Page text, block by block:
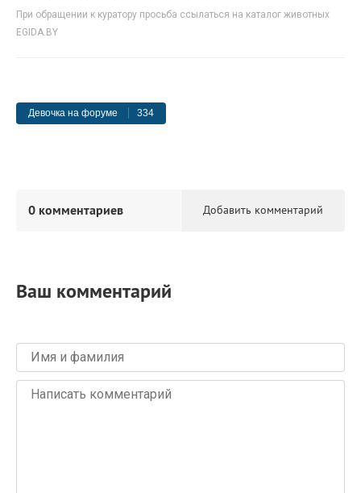
При обращении к куратору просьба ссылаться на каталог животных
EGIDA.BY
Девочка на форуме 334
Добавить комментарий
0 комментариев
Ваш комментарий